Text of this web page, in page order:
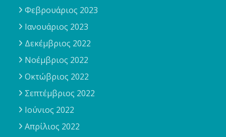
Φεβρουάριος 2023
Ιανουάριος 2023
Δεκέμβριος 2022
Νοέμβριος 2022
Οκτώβριος 2022
Σεπτέμβριος 2022
Ιούνιος 2022
Απρίλιος 2022